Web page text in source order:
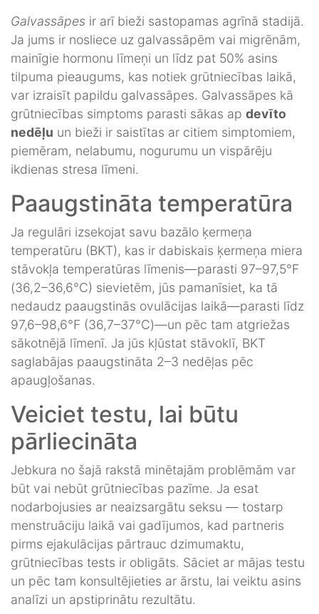
Galvassāpes ir arī bieži sastopamas agrīnā stadijā.
Ja jums ir nosliece uz galvassāpēm vai migrēnām,
mainīgie hormonu līmeņi un līdz pat 50% asins
tilpuma pieaugums, kas notiek grūtniecības laikā,
var izraisīt papildu galvassāpes. Galvassāpes kā
grūtniecības simptoms parasti sākas ap devīto
nedēļu un bieži ir saistītas ar citiem simptomiem,
piemēram, nelabumu, nogurumu un vispārēju
ikdienas stresa līmeni.
Paaugstināta temperatūra
Ja regulāri izsekojat savu bazālo ķermeņa
temperatūru (BKT), kas ir dabiskais ķermeņa miera
stāvokļa temperatūras līmenis—parasti 97–97,5°F
(36,2–36,6°C) sievietēm, jūs pamanīsiet, ka tā
nedaudz paaugstinās ovulācijas laikā—parasti līdz
97,6–98,6°F (36,7–37°C)—un pēc tam atgriežas
sākotnējā līmenī. Ja jūs kļūstat stāvoklī, BKT
saglabājas paaugstināta 2–3 nedēļas pēc
apaugļošanas.
Veiciet testu, lai būtu
pārliecināta
Jebkura no šajā rakstā minētajām problēmām var
būt vai nebūt grūtniecības pazīme. Ja esat
nodarbojusies ar neaizsargātu seksu — tostarp
menstruāciju laikā vai gadījumos, kad partneris
pirms ejakulācijas pārtrauc dzimumaktu,
grūtniecības tests ir obligāts. Sāciet ar mājas testu
un pēc tam konsultējieties ar ārstu, lai veiktu asins
analīzi un apstiprinātu rezultātu.